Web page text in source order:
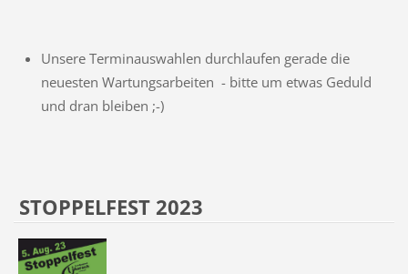
Unsere Terminauswahlen durchlaufen gerade die
neuesten Wartungsarbeiten - bitte um etwas Geduld
und dran bleiben ;-)
STOPPELFEST 2023